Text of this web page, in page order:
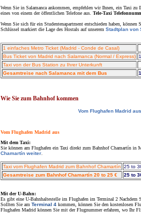
Wenn Sie in Salamanca ankommen, empfehlen wir Ihnen, ein Taxi
eines von einem der öffentlichen Telefone aus. Tele-Taxi
Wenn Sie sich für ein Studentenapartment entschieden haben,
Schlüssel markiert die Lage des Hostals auf unserem Stadtplan von
1 einfaches Metro Ticket (Madrid - Conde de Casal)
Bus Ticket von Madrid nach Salamanca (Normal / Express)
Taxi von der Bus Station zu Ihrer Unterkunft
Gesamtreise nach Salamanca mit dem Bus
Wie Sie zum Bahnhof kommen
Vom Flughafen Madrid
Vom Flughafen Madrid aus
Mit dem Taxi:
Sie können am Flughafen ein Taxi direkt zum Bahnhof Chamartín in
Chamartín weiter
Taxi vom Flughafen Madrid zum Bahnhof Chamartín
25 to
Gesamtreise zum Bahnhof Chamartín 20 to 25 €
25 to
Mit der U-Bahn:
Es gibt eine U-Bahnhaltestelle im Flughafen im Terminal 2 Nachdem
Sollten Sie am Terminal 4 kommen, können Sie den kostenlosen
Flughafen Madrid können Sie mit der Flugnummer erfahren, wo Ihr